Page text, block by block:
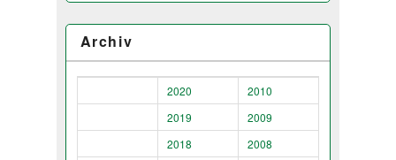
Archiv
2020
2010
2019
2009
2018
2008